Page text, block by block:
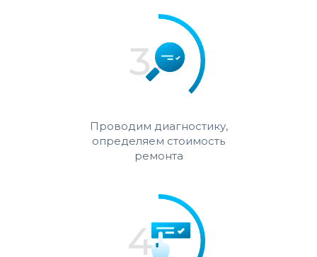
Проводим диагностику,
определяем стоимость
ремонта